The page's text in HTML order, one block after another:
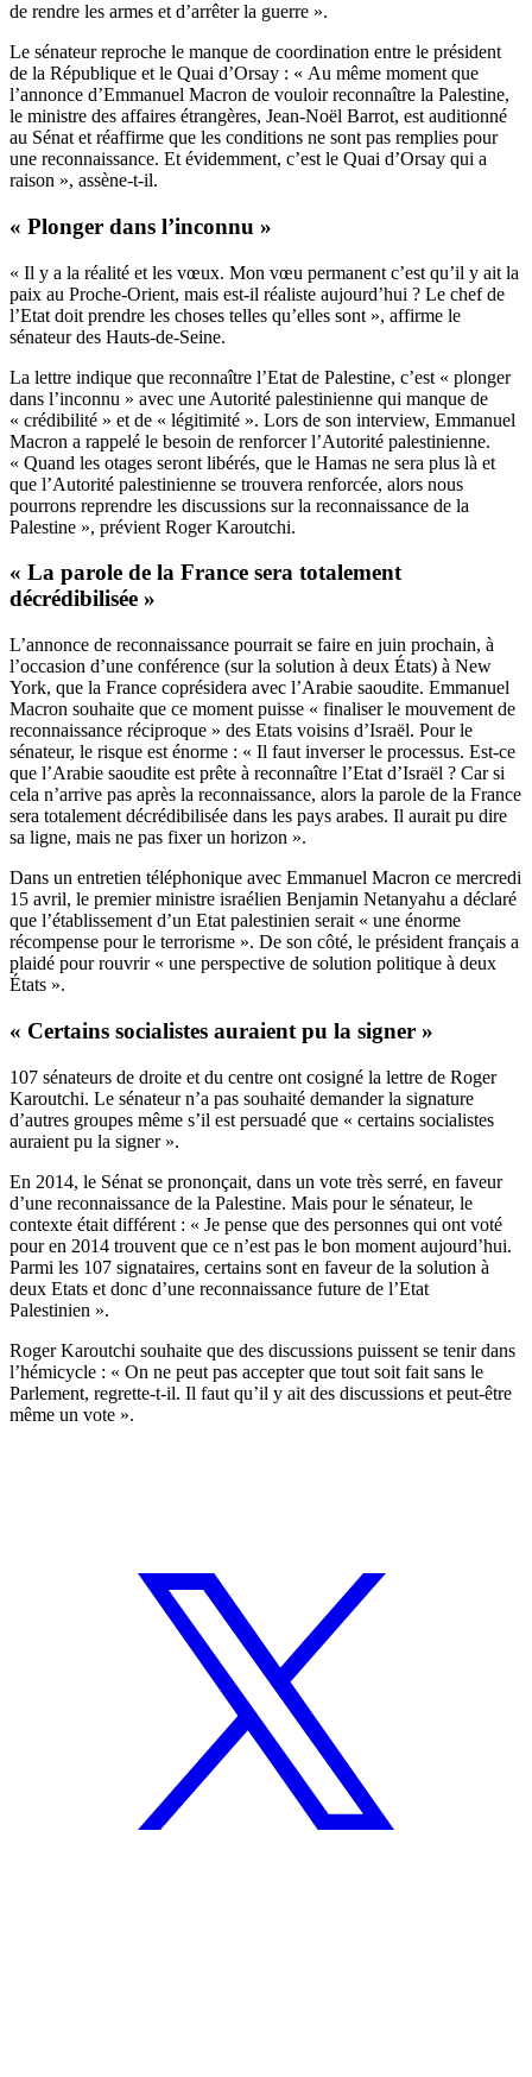
de rendre les armes et d’arrêter la guerre ».
Le sénateur reproche le manque de coordination entre le président
de la République et le Quai d’Orsay : « Au même moment que
l’annonce d’Emmanuel Macron de vouloir reconnaître la Palestine,
le ministre des affaires étrangères, Jean-Noël Barrot, est auditionné
au Sénat et réaffirme que les conditions ne sont pas remplies pour
une reconnaissance. Et évidemment, c’est le Quai d’Orsay qui a
raison », assène-t-il.
« Plonger dans l’inconnu »
« Il y a la réalité et les vœux. Mon vœu permanent c’est qu’il y ait la
paix au Proche-Orient, mais est-il réaliste aujourd’hui ? Le chef de
l’Etat doit prendre les choses telles qu’elles sont », affirme le
sénateur des Hauts-de-Seine.
La lettre indique que reconnaître l’Etat de Palestine, c’est « plonger
dans l’inconnu » avec une Autorité palestinienne qui manque de
« crédibilité » et de « légitimité ». Lors de son interview, Emmanuel
Macron a rappelé le besoin de renforcer l’Autorité palestinienne.
« Quand les otages seront libérés, que le Hamas ne sera plus là et
que l’Autorité palestinienne se trouvera renforcée, alors nous
pourrons reprendre les discussions sur la reconnaissance de la
Palestine », prévient Roger Karoutchi.
« La parole de la France sera totalement
décrédibilisée »
L’annonce de reconnaissance pourrait se faire en juin prochain, à
l’occasion d’une conférence (sur la solution à deux États) à New
York, que la France coprésidera avec l’Arabie saoudite. Emmanuel
Macron souhaite que ce moment puisse « finaliser le mouvement de
reconnaissance réciproque » des Etats voisins d’Israël. Pour le
sénateur, le risque est énorme : « Il faut inverser le processus. Est-ce
que l’Arabie saoudite est prête à reconnaître l’Etat d’Israël ? Car si
cela n’arrive pas après la reconnaissance, alors la parole de la France
sera totalement décrédibilisée dans les pays arabes. Il aurait pu dire
sa ligne, mais ne pas fixer un horizon ».
Dans un entretien téléphonique avec Emmanuel Macron ce mercredi
15 avril, le premier ministre israélien Benjamin Netanyahu a déclaré
que l’établissement d’un Etat palestinien serait « une énorme
récompense pour le terrorisme ». De son côté, le président français a
plaidé pour rouvrir « une perspective de solution politique à deux
États ».
« Certains socialistes auraient pu la signer »
107 sénateurs de droite et du centre ont cosigné la lettre de Roger
Karoutchi. Le sénateur n’a pas souhaité demander la signature
d’autres groupes même s’il est persuadé que « certains socialistes
auraient pu la signer ».
En 2014, le Sénat se prononçait, dans un vote très serré, en faveur
d’une reconnaissance de la Palestine. Mais pour le sénateur, le
contexte était différent : « Je pense que des personnes qui ont voté
pour en 2014 trouvent que ce n’est pas le bon moment aujourd’hui.
Parmi les 107 signataires, certains sont en faveur de la solution à
deux Etats et donc d’une reconnaissance future de l’Etat
Palestinien ».
Roger Karoutchi souhaite que des discussions puissent se tenir dans
l’hémicycle : « On ne peut pas accepter que tout soit fait sans le
Parlement, regrette-t-il. Il faut qu’il y ait des discussions et peut-être
même un vote ».